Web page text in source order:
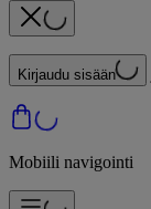
Kirjaudu sisään
Mobiili navigointi